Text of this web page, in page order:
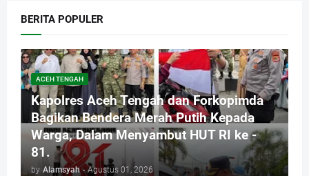
BERITA POPULER
ACEH TENGAH
Kapolres Aceh Tengah dan Forkopimda
Bagikan Bendera Merah Putih Kepada
Warga, Dalam Menyambut HUT RI ke -
81.
by Alamsyah - Agustus 01, 2026